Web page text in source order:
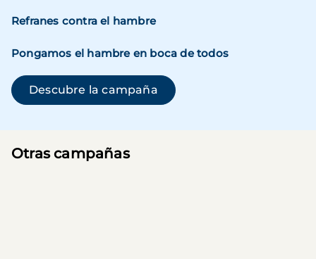
Refranes contra el hambre
Pongamos el hambre en boca de todos
Descubre la campaña(se abre en una ventana
Otras campañas